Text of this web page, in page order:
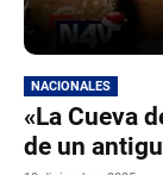
NACIONALES
«La Cueva
de un